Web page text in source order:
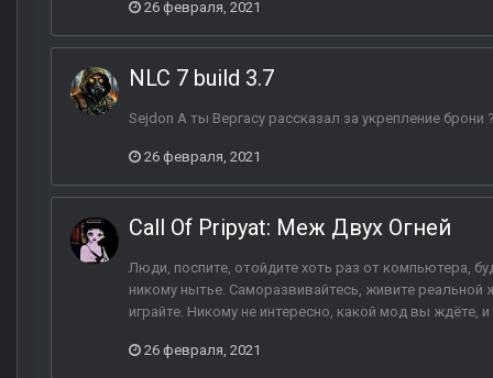
26 февраля, 2021
NLC 7 build 3.7
Sejdon А ты Вергасу рассказал за укрепление брони
26 февраля, 2021
Call Of Pripyat: Меж Двух Огней
Люди, поспите, отойдите хоть раз от компьютера,
никому нытье. Саморазвивайтесь, живите реальной
играйте. Никому не интересно, какой мод вы ждёте,
26 февраля, 2021